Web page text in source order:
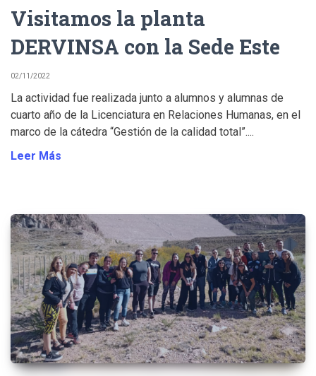
Visitamos la planta
DERVINSA con la Sede Este
02/11/2022
La actividad fue realizada junto a alumnos y alumnas de
cuarto año de la Licenciatura en Relaciones Humanas, en el
marco de la cátedra “Gestión de la calidad total”....
Leer Más